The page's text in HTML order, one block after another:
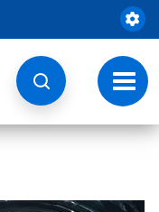
Veksle